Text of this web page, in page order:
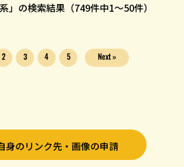
系」の検索結果（749件中1〜50件）
2 3 4 5 Next »
身のリンク先・画像の申請